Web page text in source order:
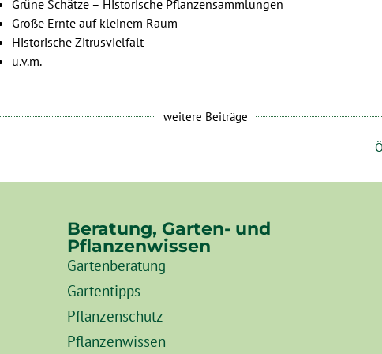
Grüne Schätze – Historische Pflanzensammlungen
Große Ernte auf kleinem Raum
Historische Zitrusvielfalt
u.v.m.
weitere Beiträge
Beratung, Garten- und
Pflanzenwissen
Gartenberatung
Gartentipps
Pflanzenschutz
Pflanzenwissen